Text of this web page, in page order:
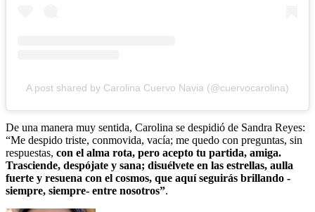
A post shared by Carolina Cuervo Navia (@cuervocarolina)
De una manera muy sentida, Carolina se despidió de Sandra Reyes:
“Me despido triste, conmovida, vacía; me quedo con preguntas, sin
respuestas, con el alma rota, pero acepto tu partida, amiga.
Trasciende, despójate y sana; disuélvete en las estrellas, aulla
fuerte y resuena con el cosmos, que aquí seguirás brillando -
siempre, siempre- entre nosotros”.